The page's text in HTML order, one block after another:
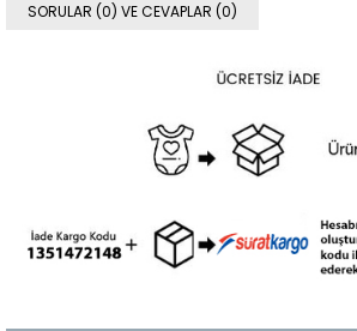
SORULAR (0) VE CEVAPLAR (0)